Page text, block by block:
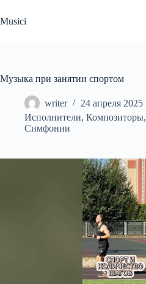
к
сути
Musici
Музыка при занятии спортом
writer
24 апреля 2025
Исполнители, Композиторы,
Симфонии